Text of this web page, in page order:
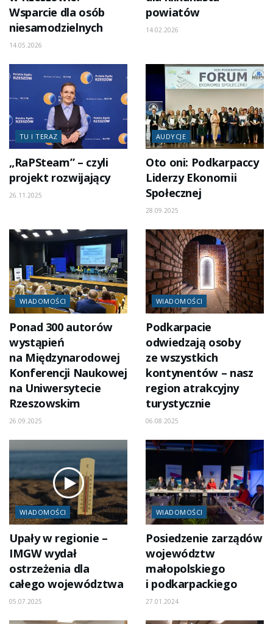
Wsparcie dla osób
niesamodzielnych
14.05.2026
powiatów
14.02.2026
TU I TERAZ
„RaPSteam” – czyli
projekt rozwijający
26.11.2025
AUDYCJE
Oto oni: Podkarpaccy
Liderzy Ekonomii
Społecznej
28.09.2025
WIADOMOŚCI
Ponad 300 autorów
wystąpień
na Międzynarodowej
Konferencji Naukowej
na Uniwersytecie
Rzeszowskim
26.09.2025
WIADOMOŚCI
Podkarpacie
odwiedzają osoby
ze wszystkich
kontynentów – nasz
region atrakcyjny
turystycznie
06.08.2025
WIADOMOŚCI
Upały w regionie –
IMGW wydał
ostrzeżenia dla
całego województwa
05.07.2025
WIADOMOŚCI
Posiedzenie zarządów
województw
małopolskiego
i podkarpackiego
27.01.2024